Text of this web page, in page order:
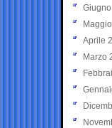
Aprile
Marzo